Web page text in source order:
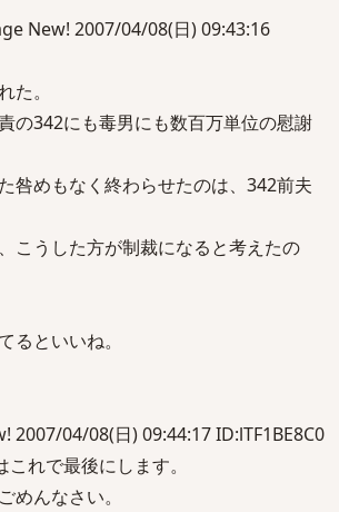
New! 2007/04/08(日) 09:43:16
た。
の342にも毒男にも数百万単位の慰謝
咎めもなく終わらせたのは、342前夫
こうした方が制裁になると考えたの
るといいね。
2007/04/08(日) 09:44:17 ID:lTF1BE8C0
れで最後にします。
めんなさい。